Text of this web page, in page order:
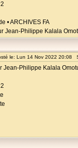
• ARCHIVES FA
Jean-Philippe Kalala
le: Lun 14 Nov 2022 20:08
Jean-Philippe Kalala